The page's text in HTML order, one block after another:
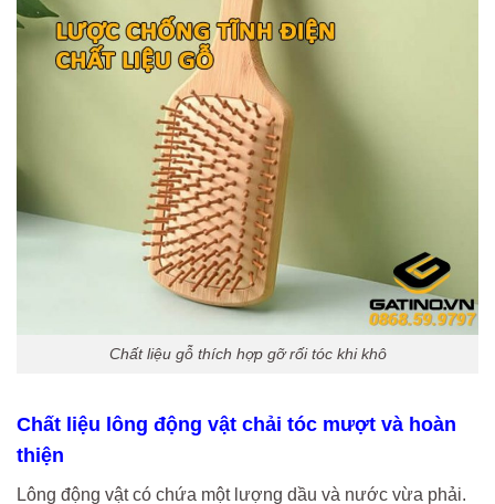
Chất liệu gỗ thích hợp gỡ rối tóc khi khô
Chất liệu lông động vật chải tóc mượt và hoàn
thiện
Lông động vật có chứa một lượng dầu và nước vừa phải.